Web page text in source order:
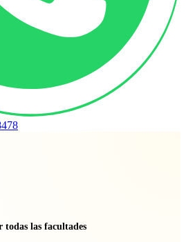
todas las facultades